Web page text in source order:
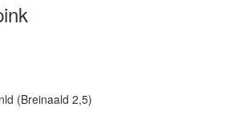
(Breinaald 2,5)